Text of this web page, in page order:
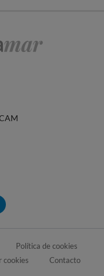
Política de cookies
cookies Contacto